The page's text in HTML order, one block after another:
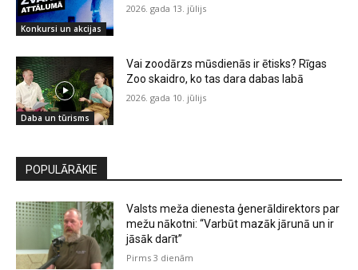
Konkursi un akcijas
2026. gada 13. jūlijs
Daba un tūrisms
Vai zoodārzs mūsdienās ir ētisks? Rīgas
Zoo skaidro, ko tas dara dabas labā
2026. gada 10. jūlijs
POPULĀRĀKIE
Valsts meža dienesta ģenerāldirektors par
mežu nākotni: “Varbūt mazāk jārunā un ir
jāsāk darīt”
Pirms 3 dienām